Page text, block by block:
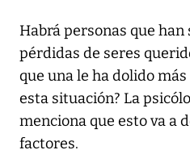
Habrá personas que
pérdidas de seres
que una le ha dolido
esta situación? La
menciona que esto va a
factores.